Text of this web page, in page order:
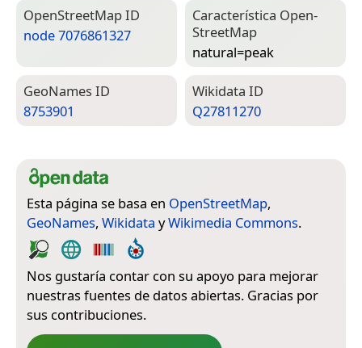
Open­Street­Map ID
node 7076861327
Característica Open­
Street­Map
natural=­peak
Geo­Names ID
8753901
Wiki­data ID
Q27811270
Esta página se basa en OpenStreetMap,
GeoNames, Wikidata yWikimedia Commons.
Nos gustaría contar con su apoyo para mejorar
nuestras fuentes de datos abiertas. Gracias por
sus contribuciones.